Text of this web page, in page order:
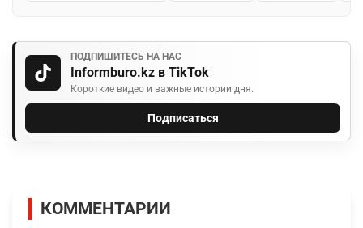
ПОДПИШИТЕСЬ НА НАС
Informburo.kz в TikTok
Короткие видео и важные истории дня.
Подписаться
КОММЕНТАРИИ